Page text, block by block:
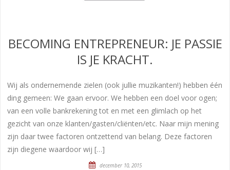
BECOMING ENTREPRENEUR: JE PASSIE
IS JE KRACHT.
Wij als ondernemende zielen (ook jullie muzikanten!) hebben één
ding gemeen: We gaan ervoor. We hebben een doel voor ogen;
van een volle bankrekening tot en met een glimlach op het
gezicht van onze klanten/gasten/cliënten/etc. Naar mijn mening
zijn daar twee factoren ontzettend van belang. Deze factoren
zijn diegene waardoor wij […]
december 10, 2015